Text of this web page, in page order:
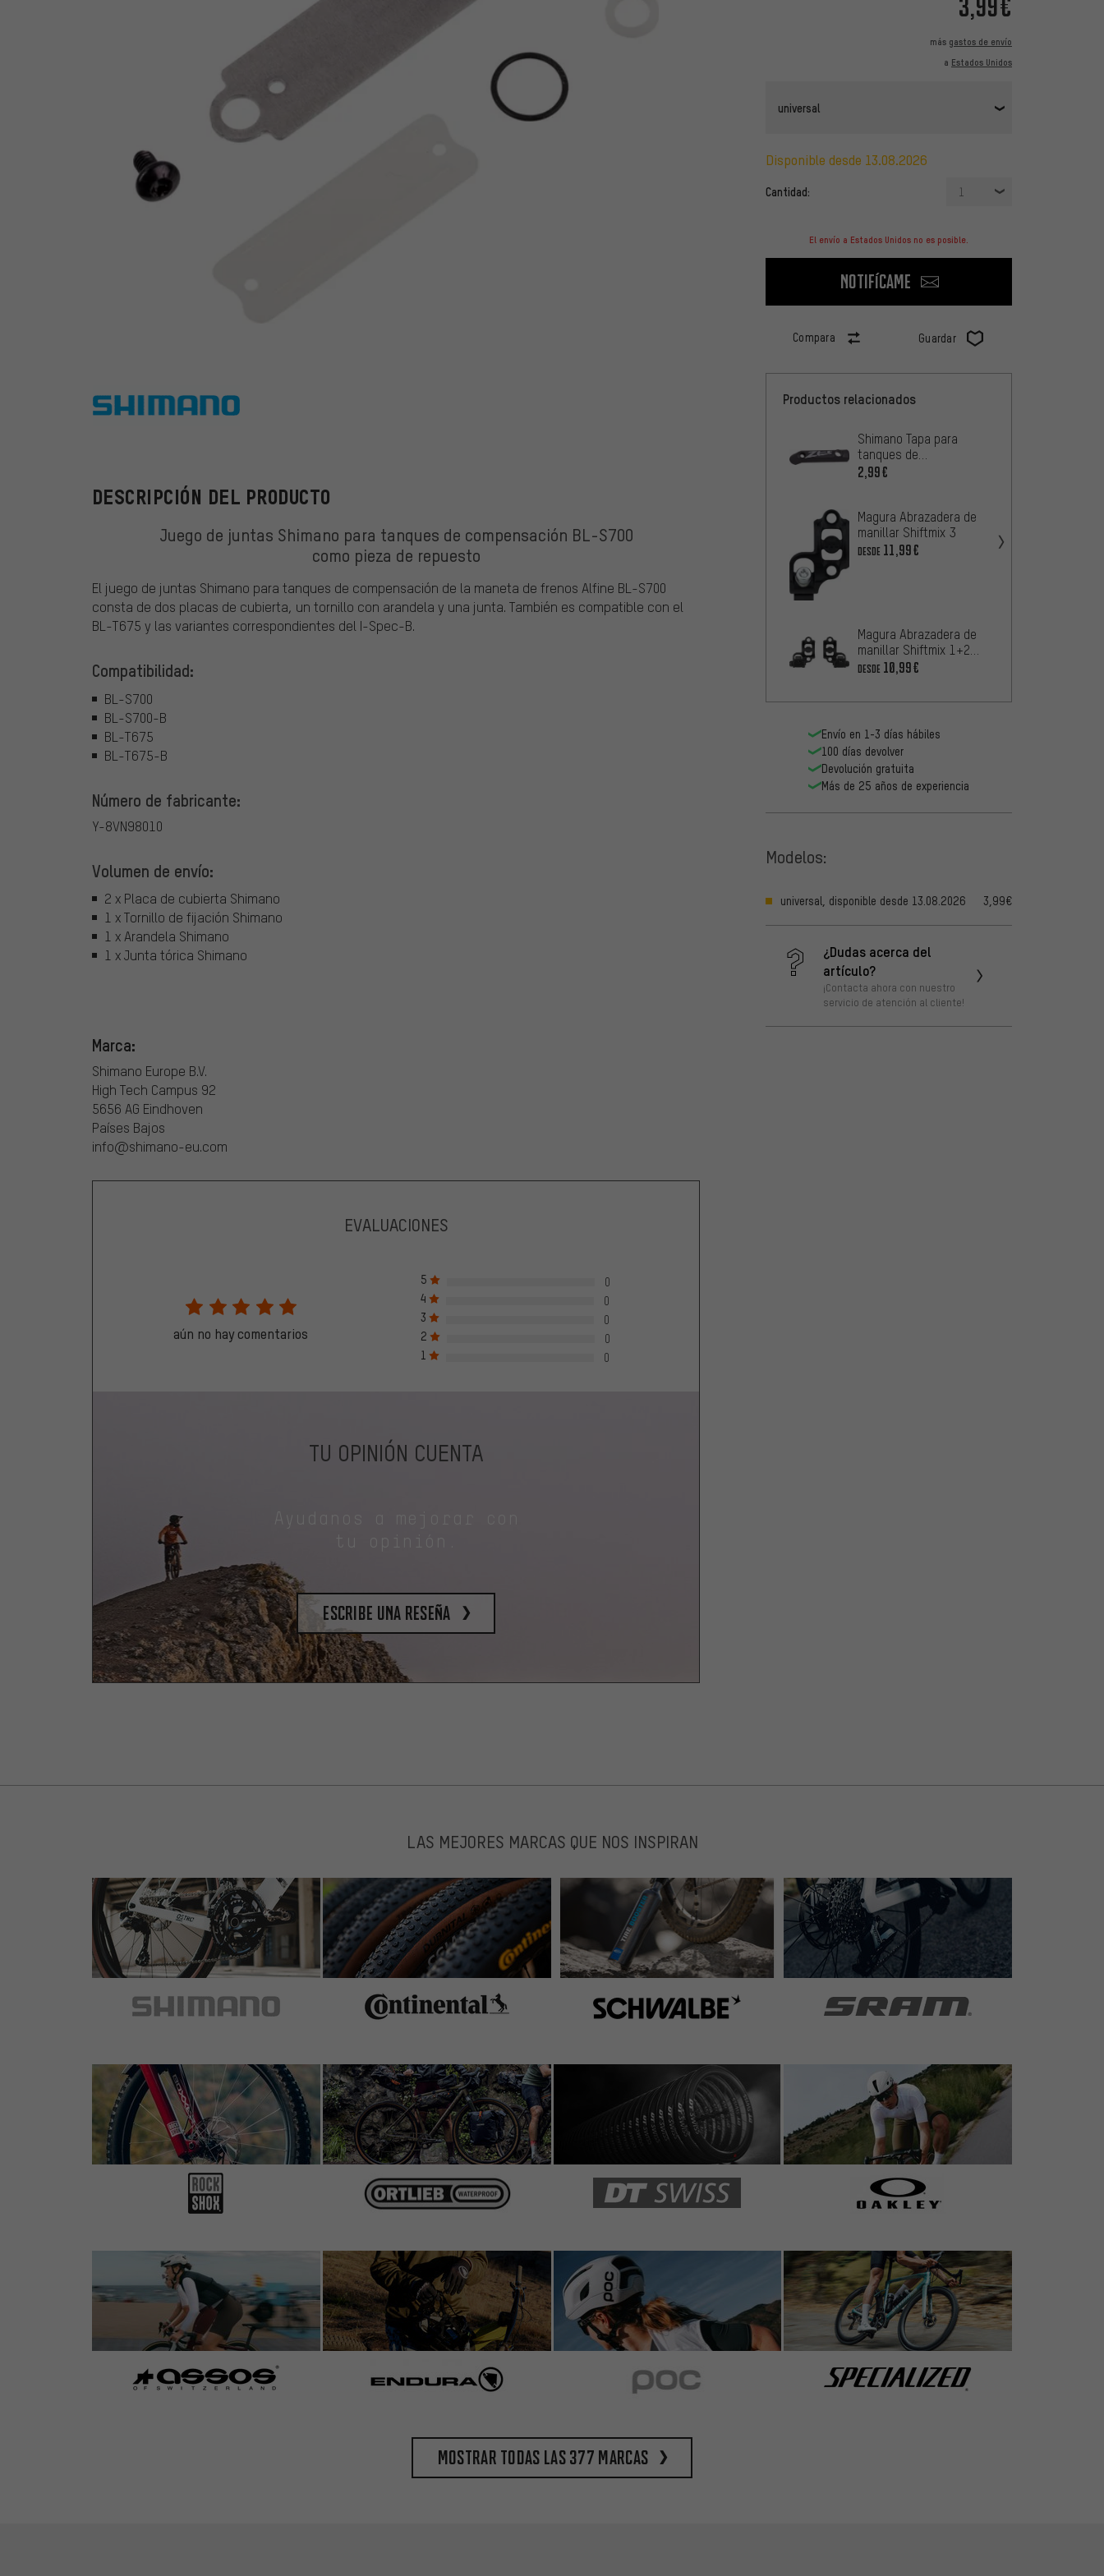
más gastos de envío
a Estados Unidos
universal
disponible desde 13.08.2026
Cantidad: 1
El envío a Estados Unidos no es posible.
Notifícame
Compara Guardar
Shimano
DESCRIPCIÓN DEL PRODUCTO
Juego de juntas Shimano para tanques de compensación BL-S700
como pieza de repuesto
El juego de juntas Shimano para tanques de compensación de la maneta de frenos Alfine BL-S700
consta de dos placas de cubierta, un tornillo con arandela y una junta. También es compatible con el
BL-T675 y las variantes correspondientes del I-Spec-B.
Compatibilidad:
BL-S700
BL-S700-B
BL-T675
BL-T675-B
Número de fabricante:
Y-8VN98010
Volumen de envío:
2 x Placa de cubierta Shimano
1 x Tornillo de fijación Shimano
1 x Arandela Shimano
1 x Junta tórica Shimano
Marca:
Shimano Europe B.V.
High Tech Campus 92
5656 AG Eindhoven
Países Bajos
info@shimano-eu.com
Productos relacionados
Shimano Tapa para
tanques de
compensación ZEE BL-
2,99€
Magura Abrazadera de
manillar Shiftmix 3
DESDE 11,99€
Magura Abrazadera de
manillar Shiftmix 1+2
para Shimano I-Spec B /
DESDE 10,99€
Envío en 1-3 días hábiles
100 días devolver
Devolución gratuita
Más de 25 años de experiencia
Modelos:
universal, disponible desde 13.08.2026 3,99€
¿Dudas acerca del
artículo?
¡Contacta ahora con nuestro
servicio de atención al cliente!
EVALUACIONES
aún no hay comentarios
5
0
4
0
3
0
2
0
1
0
TU OPINIÓN CUENTA
tu opinión.
escribe una reseña
LAS MEJORES MARCAS QUE NOS INSPIRAN
Mostrar todas las 377 marcas